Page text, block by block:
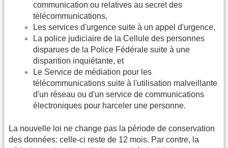
communication ou relatives au secret des
télécommunications,
Les services d'urgence suite à un appel d'urgence,
La police judiciaire de la Cellule des personnes
disparues de la Police Fédérale suite à une
disparition inquiétante, et
Le Service de médiation pour les
télécommunications suite à l'utilisation malveillante
d'un réseau ou d'un service de communications
électroniques pour harceler une personne.
La nouvelle loi ne change pas la période de conservation
des données: celle-ci reste de 12 mois. Par contre, la